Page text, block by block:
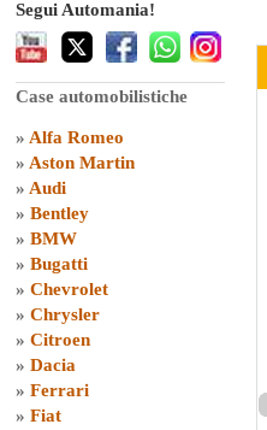
Segui Automania!
Case automobilistiche
» Alfa Romeo
» Aston Martin
» Audi
» Bentley
» BMW
» Bugatti
» Chevrolet
» Chrysler
» Citroen
» Dacia
» Ferrari
» Fiat